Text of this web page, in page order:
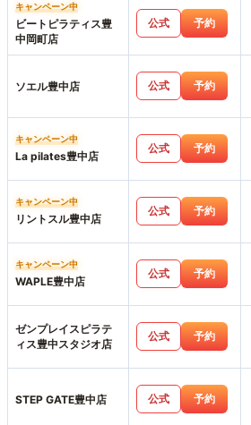
キャンペーン中
ビートピラティス豊
中岡町店
公式 予約
ソエル豊中店 公式 予約
キャンペーン中
La pilates豊中店
公式 予約
キャンペーン中
リントスル豊中店
公式 予約
キャンペーン中
WAPLE豊中店
公式 予約
ゼンプレイスピラテ
ィス豊中スタジオ店
公式 予約
STEP GATE豊中店 公式 予約